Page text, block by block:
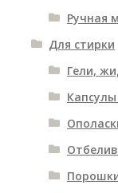
Ручная
Для стирки
Гели,